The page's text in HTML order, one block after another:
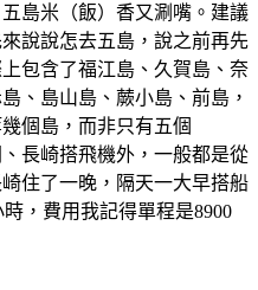
島米（飯）香又涮嘴。建議
來說說怎去五島，說之前再先
包含了福江島、久賀島、奈
、島山島、蕨小島、前島，
個島，而非只有五個
長崎搭飛機外，一般都是從
住了一晚，隔天一大早搭船
，費用我記得單程是8900